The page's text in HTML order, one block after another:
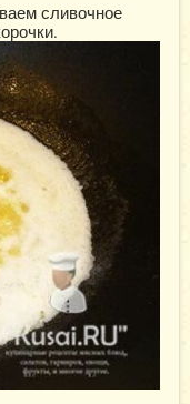
сливочное